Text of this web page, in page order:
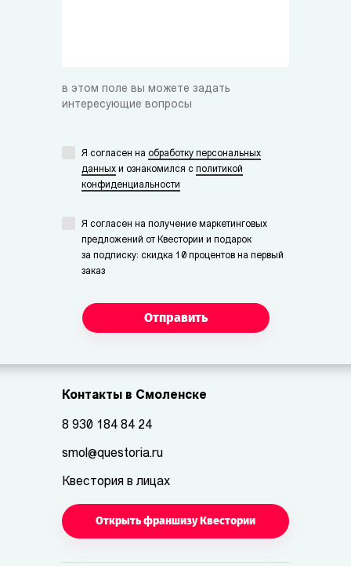
в этом поле вы можете задать
интересующие вопросы
Я согласен на обработку персональных
данных и ознакомился с политикой
конфиденциальности
Я согласен на получение маркетинговых
предложений от Квестории и подарок
за подписку: скидка 10 процентов на первый
заказ
Отправить
Контакты в Смоленске
8 930 184 84 24
smol@questoria.ru
Квестория в лицах
Открыть франшизу Квестории